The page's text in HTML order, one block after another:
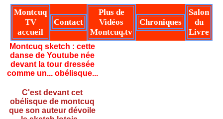
Montcuq
TV
accueil
Contact
Plus de
Vidéos
Montcuq.tv
Chroniques
Salon
du
Livre
Montcuq sketch : cette
danse de Youtube née
devant la tour dressée
comme un... obélisque...
C'est devant cet
obélisque de montcuq
que son auteur dévoile